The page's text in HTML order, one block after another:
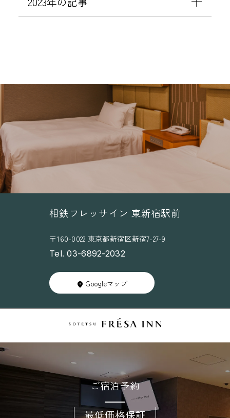
相鉄フレッサイン 東新宿駅前
〒160-0022 東京都新宿区新宿7-27-9
Tel. 03-6892-2032
Googleマップ
ご宿泊予約
最低価格保証